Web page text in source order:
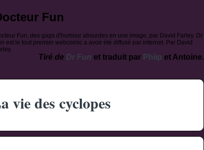
Fun
Fun, des gags d'humour absurdes en une image, par David Farley. Dr
est le tout premier webcomic a avoir été diffusé par internet. Par David
Tiré de Dr Fun et traduit par Phiip et Antoine.
vie des cyclopes